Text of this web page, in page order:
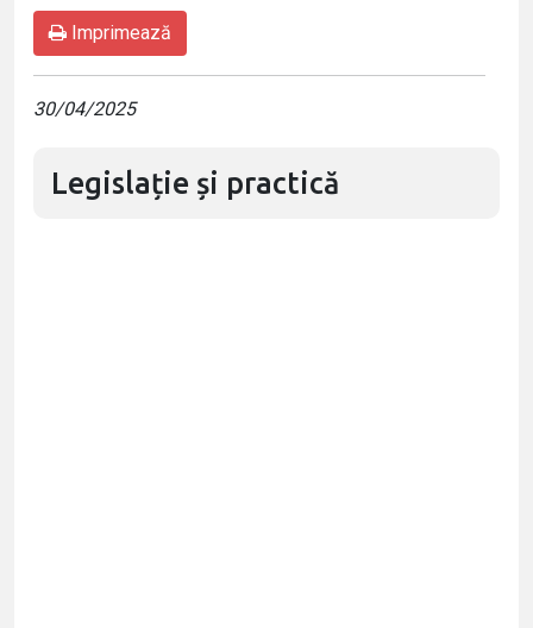
Imprimează
30/04/2025
Legislație și practică